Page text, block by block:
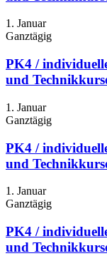
1. Januar
Ganztägig
PK4 /
und
1. Januar
Ganztägig
PK4 /
und
1. Januar
Ganztägig
PK4 /
und